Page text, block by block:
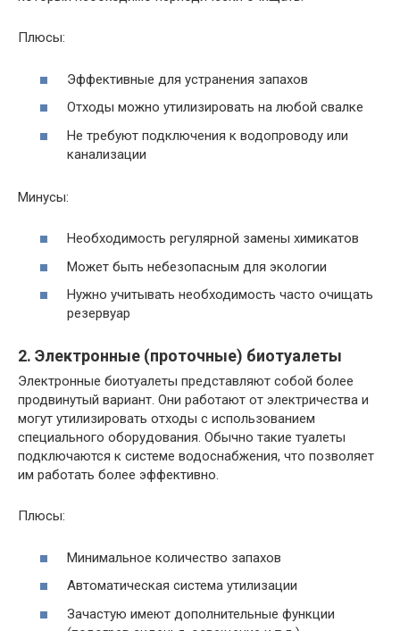
Плюсы:
Эффективные для устранения запахов
Отходы можно утилизировать на любой свалке
Не требуют подключения к водопроводу или
канализации
Минусы:
Необходимость регулярной замены химикатов
Может быть небезопасным для экологии
Нужно учитывать необходимость часто очищать
резервуар
2. Электронные (проточные) биотуалеты
Электронные биотуалеты представляют собой более
продвинутый вариант. Они работают от электричества и
могут утилизировать отходы с использованием
специального оборудования. Обычно такие туалеты
подключаются к системе водоснабжения, что позволяет
им работать более эффективно.
Плюсы:
Минимальное количество запахов
Автоматическая система утилизации
Зачастую имеют дополнительные функции